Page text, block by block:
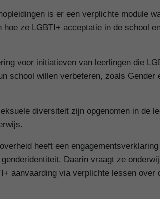
is er een verplichte module
hoe ze LGBTI+ acceptatie in de school
voor initiatieven van leerlingen die
school willen verbeteren, zoals Gender
diversiteit zijn opgenomen in de
heeft een
Daarin vraagt ze
aanvaarding via verplichte lessen over